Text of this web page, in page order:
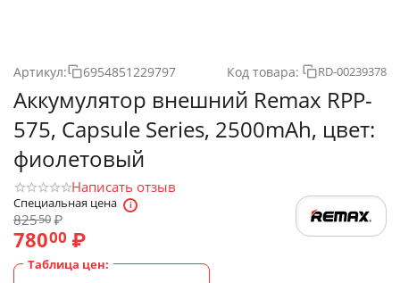
Артикул: 6954851229797 Код товара: RD-00239378
Аккумулятор внешний Remax RPP-
575, Capsule Series, 2500mAh, цвет:
фиолетовый
Написать отзыв
Специальная цена
82550₽
78000 ₽
Таблица цен: